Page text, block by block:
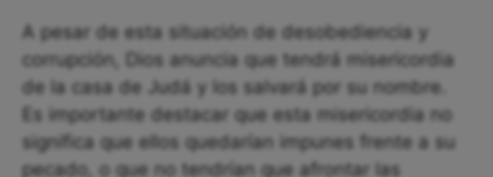
A pesar de esta situación de desobediencia y
corrupción, Dios anuncia que tendrá misericordia
de la casa de Judá y los salvará por su nombre.
Es importante destacar que esta misericordia no
significa que ellos quedarían impunes frente a su
pecado, o que no tendrían que afrontar las